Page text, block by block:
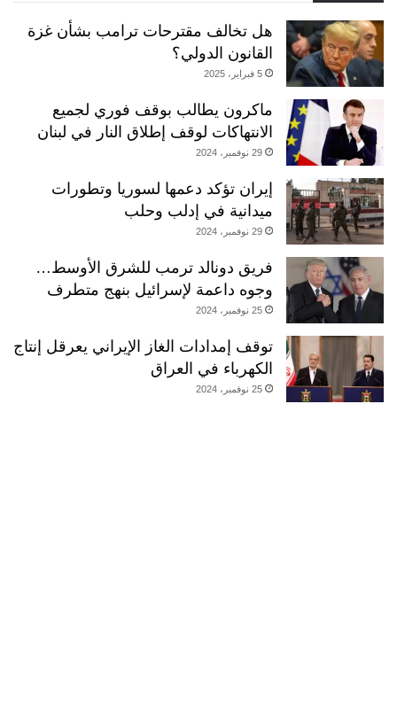
هل تخالف مقترحات ترامب بشأن غزة
القانون الدولي؟
5 فبراير، 2025
ماكرون يطالب بوقف فوري لجميع
الانتهاكات لوقف إطلاق النار في لبنان
29 نوفمبر، 2024
إيران تؤكد دعمها لسوريا وتطورات
ميدانية في إدلب وحلب
29 نوفمبر، 2024
فريق دونالد ترمب للشرق الأوسط…
وجوه داعمة لإسرائيل بنهج متطرف
25 نوفمبر، 2024
توقف إمدادات الغاز الإيراني يعرقل إنتاج
الكهرباء في العراق
25 نوفمبر، 2024